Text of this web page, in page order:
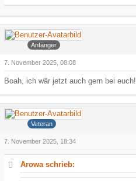
kate25
Anfänger
7. November 2025, 08:08
Boah, ich wär jetzt auch gern bei euch!
Iceman
Veteran
7. November 2025, 18:34
Arowa schrieb: